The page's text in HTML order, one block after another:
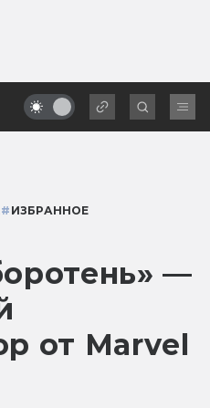
# ИЗБРАННОЕ
—
от Marvel